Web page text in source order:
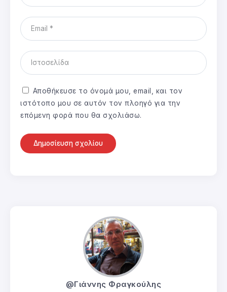
Αποθήκευσε το όνομά μου, email, και τον
ιστότοπο μου σε αυτόν τον πλοηγό για την
επόμενη φορά που θα σχολιάσω.
@Γιάννης Φραγκούλης